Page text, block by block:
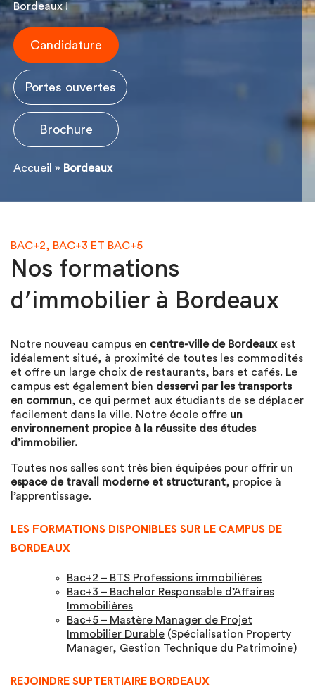
Bordeaux !
Candidature
Portes ouvertes
Brochure
Accueil » Bordeaux
BAC+2, BAC+3 ET BAC+5
Nos formations
d’immobilier à Bordeaux
Notre nouveau campus en centre-ville de Bordeauxest
idéalement situé, à proximité de toutes les commodités
et offre un large choix de restaurants, bars et cafés. Le
campus est également bien desservi par les transports
en commun, ce qui permet aux étudiants de se déplacer
facilement dans la ville. Notre école offre un
environnement propice à la réussite des études
d’immobilier.
Toutes nos salles sont très bien équipées pour offrir un
espace de travail moderne et structurant, propice à
l’apprentissage.
LES FORMATIONS DISPONIBLES SUR LE CAMPUS DE
BORDEAUX
Bac+2 – BTS Professions immobilières
Bac+3 – Bachelor Responsable d’Affaires
Immobilières
Bac+5 – Mastère Manager de Projet
Immobilier Durable (Spécialisation Property
Manager, Gestion Technique du Patrimoine)
REJOINDRE SUPTERTIAIRE BORDEAUX